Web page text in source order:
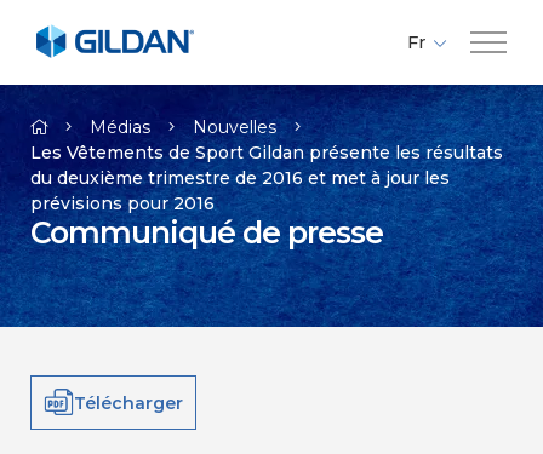
Compagnie
Marques
Investisseurs
Médias
Fr
En
Es
Médias
Nouvelles
Les Vêtements de Sport Gildan présente les résultats
du deuxième trimestre de 2016 et met à jour les
prévisions pour 2016
Communiqué de presse
Télécharger